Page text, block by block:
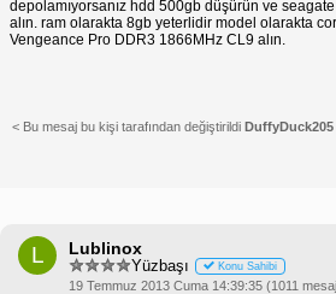
depolamıyorsanız hdd 500gb düşürün ve
alın. ram olarakta 8gb yeterlidir model olarakta
Vengeance Pro DDR3 1866MHz CL9 alın.
< Bu mesaj bu kişi tarafından değiştirildi DuffyDuck205
L Lublinox
Yüzbaşı Konu Sahibi
19 Temmuz 2013 Cuma 14:39:35 (1011